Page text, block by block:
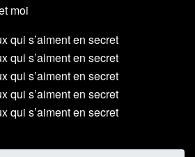
moi
qui s’aiment en secret
qui s’aiment en secret
qui s’aiment en secret
qui s’aiment en secret
qui s’aiment en secret